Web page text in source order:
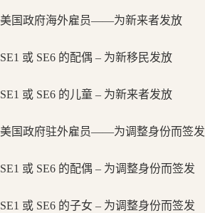
美国政府海外雇员——为新来者发放
SE1 或 SE6 的配偶 – 为新移民发放
SE1 或 SE6 的儿童 – 为新来者发放
美国政府驻外雇员——为调整身份而签发
SE1 或 SE6 的配偶 – 为调整身份而签发
SE1 或 SE6 的子女 – 为调整身份而签发